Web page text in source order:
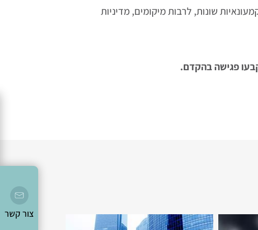
שונות, לרבות מיקומים, מדיניות
פגישה בהקדם.
צור קשר